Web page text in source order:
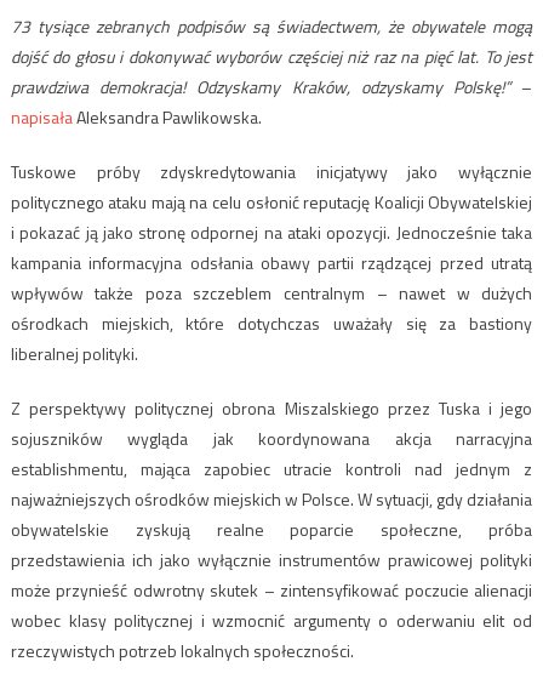
73 tysiące zebranych podpisów są świadectwem, że obywatele mogą
dojść do głosu i dokonywać wyborów częściej niż raz na pięć lat. To jest
prawdziwa demokracja! Odzyskamy Kraków, odzyskamy Polskę!”–
napisałaAleksandra Pawlikowska.
Tuskowe próby zdyskredytowania inicjatywy jako wyłącznie
politycznego ataku mają na celu osłonić reputację Koalicji Obywatelskiej
i pokazać ją jako stronę odpornej na ataki opozycji. Jednocześnie taka
kampania informacyjna odsłania obawy partii rządzącej przed utratą
wpływów także poza szczeblem centralnym – nawet w dużych
ośrodkach miejskich, które dotychczas uważały się za bastiony
liberalnej polityki.
Z perspektywy politycznej obrona Miszalskiego przez Tuska i jego
sojuszników wygląda jak koordynowana akcja narracyjna
establishmentu, mająca zapobiec utracie kontroli nad jednym z
najważniejszych ośrodków miejskich w Polsce. W sytuacji, gdy działania
obywatelskie zyskują realne poparcie społeczne, próba
przedstawienia ich jako wyłącznie instrumentów prawicowej polityki
może przynieść odwrotny skutek – zintensyfikować poczucie alienacji
wobec klasy politycznej i wzmocnić argumenty o oderwaniu elit od
rzeczywistych potrzeb lokalnych społeczności.